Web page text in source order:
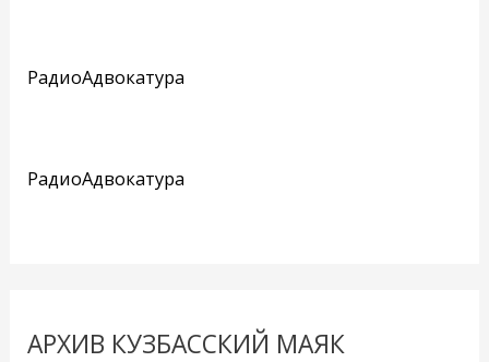
РадиоАдвокатура
РадиоАдвокатура
АРХИВ КУЗБАССКИЙ МАЯК